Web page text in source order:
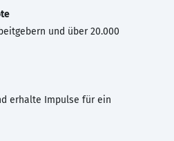
und über 20.000
erhalte Impulse für ein